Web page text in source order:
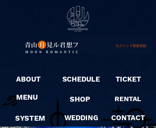
ログイン / 新規登録
ABOUT
MENU
SYSTEM
SCHEDULE
SHOP
WEDDING
TICKET
RENTAL
CONTACT